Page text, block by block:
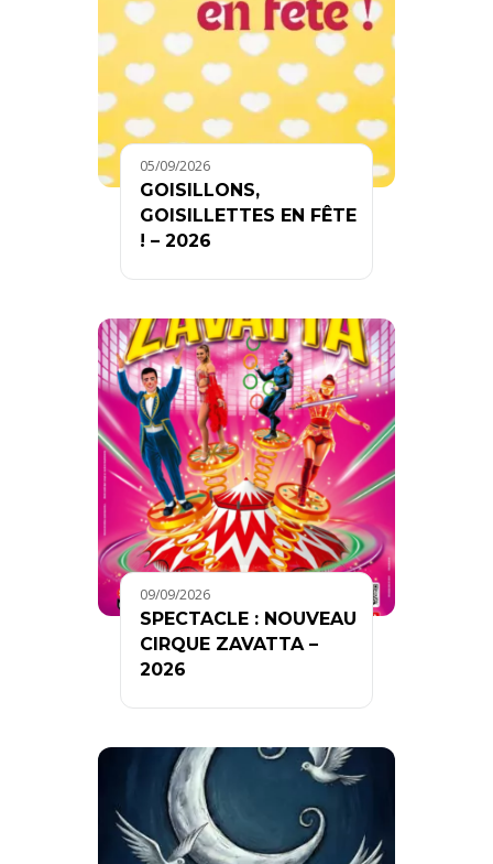
05/09/2026
GOISILLONS,
GOISILLETTES EN FÊTE
! – 2026
09/09/2026
SPECTACLE : NOUVEAU
CIRQUE ZAVATTA –
2026